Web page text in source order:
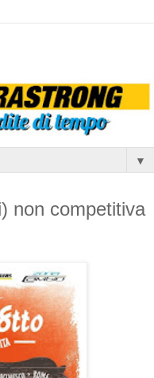
▼
non competitiva